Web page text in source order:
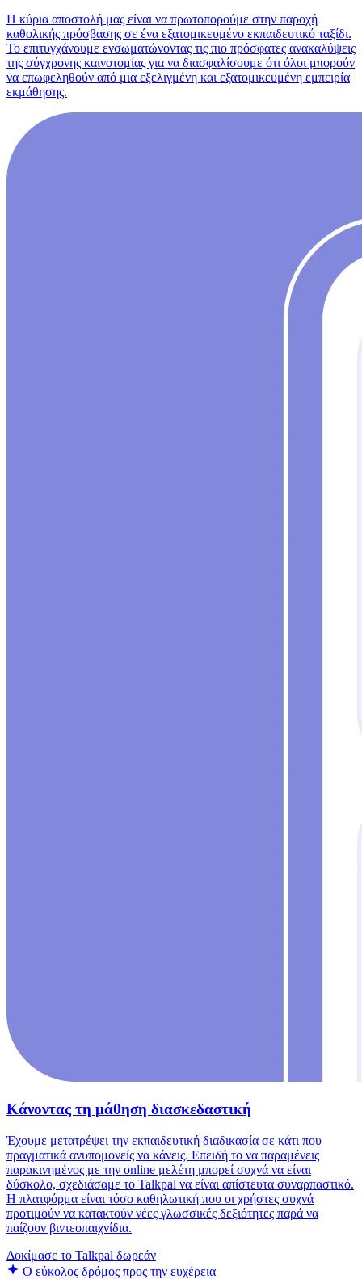
Η κύρια αποστολή μας είναι να πρωτοπορούμε στην παροχή
καθολικής πρόσβασης σε ένα εξατομικευμένο εκπαιδευτικό ταξίδι.
Το επιτυγχάνουμε ενσωματώνοντας τις πιο πρόσφατες ανακαλύψεις
της σύγχρονης καινοτομίας για να διασφαλίσουμε ότι όλοι μπορούν
να επωφεληθούν από μια εξελιγμένη και εξατομικευμένη εμπειρία
εκμάθησης.
Κάνοντας τη μάθηση διασκεδαστική
Έχουμε μετατρέψει την εκπαιδευτική διαδικασία σε κάτι που
πραγματικά ανυπομονείς να κάνεις. Επειδή το να παραμένεις
παρακινημένος με την online μελέτη μπορεί συχνά να είναι
δύσκολο, σχεδιάσαμε το Talkpal να είναι απίστευτα συναρπαστικό.
Η πλατφόρμα είναι τόσο καθηλωτική που οι χρήστες συχνά
προτιμούν να κατακτούν νέες γλωσσικές δεξιότητες παρά να
παίζουν βιντεοπαιχνίδια.
Δοκίμασε το Talkpal δωρεάν
Ο εύκολος δρόμος προς την ευχέρεια